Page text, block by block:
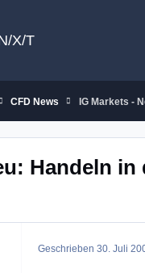
X/T
CFD News IG Markets -
Handeln
Geschrieben 30. Juli